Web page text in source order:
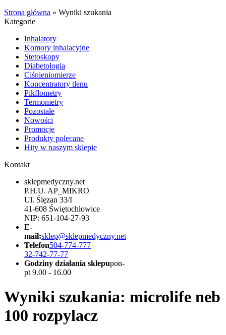
Strona główna » Wyniki szukania
Kategorie
Inhalatory
Komory inhalacyjne
Stetoskopy
Diabetologia
Ciśnieniomierze
Koncentratory tlenu
Pikflometry
Termometry
Pozostałe
Nowości
Promocje
Produkty polecane
Hity w naszym sklepie
Kontakt
sklepmedyczny.net
P.H.U. AP_MIKRO
Ul. Ślęzan 33/I
41-608 Świętochłowice
NIP: 651-104-27-93
E-
mail:sklep@sklepmedyczny.net
Telefon504-774-777
32-742-77-77
Godziny działania sklepupon-
pt 9.00 - 16.00
Wyniki szukania: microlife neb
100 rozpylacz